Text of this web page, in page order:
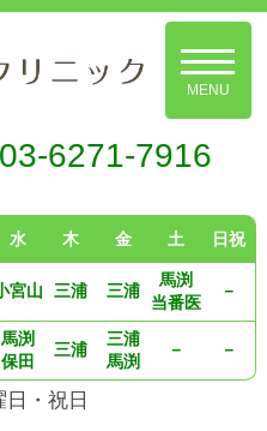
6271-7916
・祝日
水 木 金 土 日祝
宮山 三浦 三浦
馬渕
当番医
－
馬渕
保田
三浦
三浦
馬渕
－ －
メ
ニ
ュ